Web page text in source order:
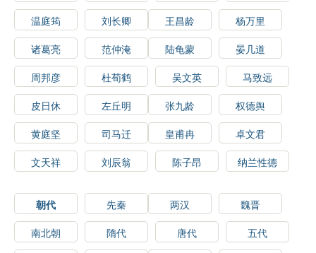
温庭筠
刘长卿 王昌龄
杨万里
诸葛亮
范仲淹 陆龟蒙
晏几道
周邦彦
杜荀鹤 吴文英
马致远
皮日休
左丘明 张九龄
权德舆
黄庭坚
司马迁 皇甫冉
卓文君
文天祥
刘辰翁 陈子昂 纳兰性德
朝代 先秦 两汉
魏晋
南北朝
隋代 唐代
五代